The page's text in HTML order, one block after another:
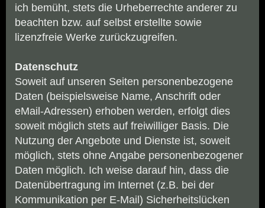
ich bemüht, stets die Urheberrechte anderer zu
beachten bzw. auf selbst erstellte sowie
lizenzfreie Werke zurückzugreifen.
Datenschutz
Soweit auf unseren Seiten personenbezogene
Daten (beispielsweise Name, Anschrift oder
eMail-Adressen) erhoben werden, erfolgt dies
soweit möglich stets auf freiwilliger Basis. Die
Nutzung der Angebote und Dienste ist, soweit
möglich, stets ohne Angabe personenbezogener
Daten möglich. Ich weise darauf hin, dass die
Datenübertragung im Internet (z.B. bei der
Kommunikation per E-Mail) Sicherheitslücken